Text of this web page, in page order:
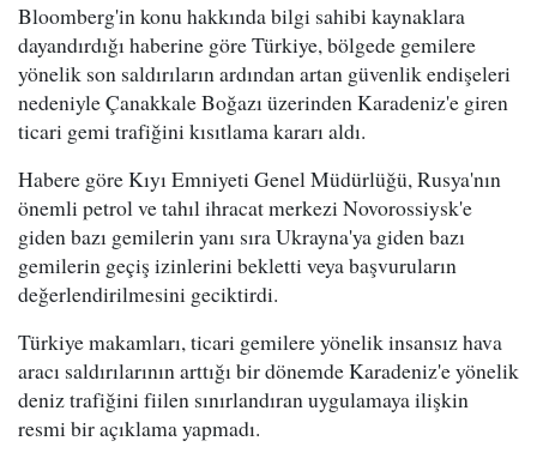
Bloomberg'in konu hakkında bilgi sahibi kaynaklara
dayandırdığı haberine göre Türkiye, bölgede gemilere
yönelik son saldırıların ardından artan güvenlik endişeleri
nedeniyle Çanakkale Boğazı üzerinden Karadeniz'e giren
ticari gemi trafiğini kısıtlama kararı aldı.
Habere göre Kıyı Emniyeti Genel Müdürlüğü, Rusya'nın
önemli petrol ve tahıl ihracat merkezi Novorossiysk'e
giden bazı gemilerin yanı sıra Ukrayna'ya giden bazı
gemilerin geçiş izinlerini bekletti veya başvuruların
değerlendirilmesini geciktirdi.
Türkiye makamları, ticari gemilere yönelik insansız hava
aracı saldırılarının arttığı bir dönemde Karadeniz'e yönelik
deniz trafiğini fiilen sınırlandıran uygulamaya ilişkin
resmi bir açıklama yapmadı.